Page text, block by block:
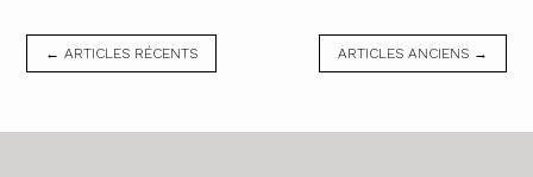
← ARTICLES RÉCENTS ARTICLES ANCIENS →